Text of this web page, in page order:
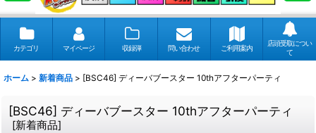
カテゴリ マイページ 収録弾 問い合わせ ご利用案内
店頭受取につい
て
ホーム > 新着商品 > [BSC46] ディーバブースター 10thアフターパーティ
[BSC46] ディーバブースター 10thアフターパーティ
[新着商品]